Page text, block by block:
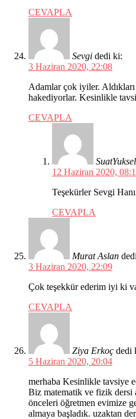
CEVAPLA
Sevgi dedi ki:
3 Haziran 2020, 22:08
Adamlar çok iyiler.
hakediyorlar. Kesinlikle
CEVAPLA
SuatYuksel
12 Haziran 2020,
Teşekürler Sevgi
CEVAPLA
Murat Aslan
3 Haziran 2020, 22:09
Çok teşekkür ederim iyi ki
CEVAPLA
Ziya Erkoç dedi
5 Haziran 2020, 20:04
merhaba Kesinlikle tavsiye
Biz matematik ve fizik dersi
önceleri öğretmen evimize
almaya başladık. uzaktan